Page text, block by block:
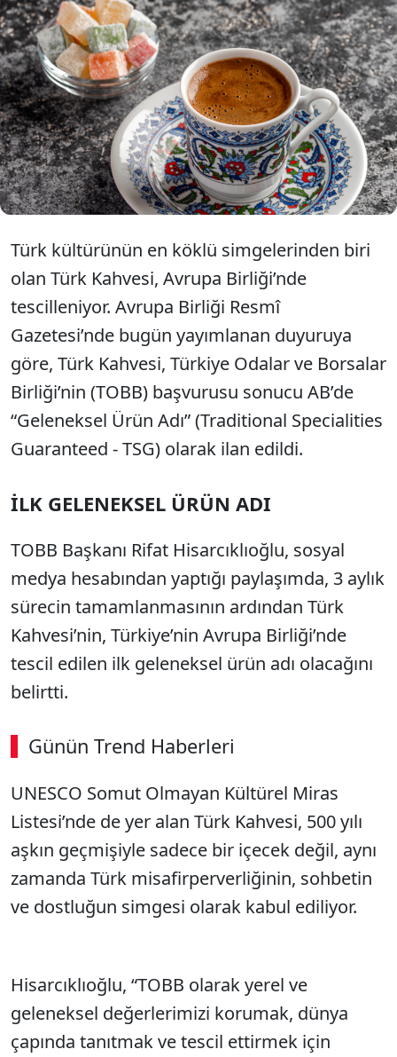
TOBB’un başvurusu sonuç verdi. Türk
Kahvesi, Avrupa Birliği’nde “Geleneksel Ürün
Adı” olarak tescilleniyor. Üç aylık sürecin
ardından AB nezdinde Türkiye’nin ilk
geleneksel ürünü olacak.
Türk kültürünün en köklü simgelerinden biri
olan Türk Kahvesi, Avrupa Birliği’nde
tescilleniyor. Avrupa Birliği Resmî
Gazetesi’nde bugün yayımlanan duyuruya
göre, Türk Kahvesi, Türkiye Odalar ve Borsalar
Birliği’nin (TOBB) başvurusu sonucu AB’de
“Geleneksel Ürün Adı” (Traditional Specialities
Guaranteed - TSG) olarak ilan edildi.
İLK GELENEKSEL ÜRÜN ADI
TOBB Başkanı Rifat Hisarcıklıoğlu, sosyal
medya hesabından yaptığı paylaşımda, 3 aylık
sürecin tamamlanmasının ardından Türk
Kahvesi’nin, Türkiye’nin Avrupa Birliği’nde
tescil edilen ilk geleneksel ürün adı olacağını
belirtti.
Günün Trend Haberleri
UNESCO Somut Olmayan Kültürel Miras
Listesi’nde de yer alan Türk Kahvesi, 500 yılı
aşkın geçmişiyle sadece bir içecek değil, aynı
zamanda Türk misafirperverliğinin, sohbetin
ve dostluğun simgesi olarak kabul ediliyor.
Hisarcıklıoğlu, “TOBB olarak yerel ve
geleneksel değerlerimizi korumak, dünya
çapında tanıtmak ve tescil ettirmek için